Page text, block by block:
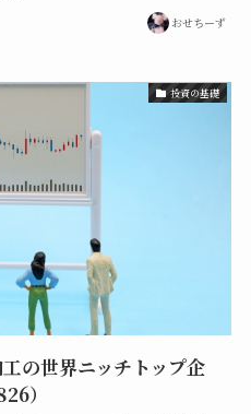
おせちーず
投資の基礎
の世界ニッチトップ企
）